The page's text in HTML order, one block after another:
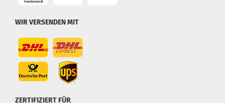
WIR VERSENDEN MIT
ZERTIFIZIERT FÜR